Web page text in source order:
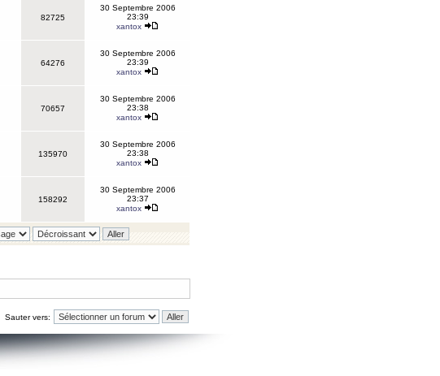
82725
30 Septembre 2006
23:39
xantox
64276
30 Septembre 2006
23:39
xantox
70657
30 Septembre 2006
23:38
xantox
135970
30 Septembre 2006
23:38
xantox
158292
30 Septembre 2006
23:37
xantox
Sauter vers: